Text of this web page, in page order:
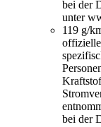
bei der
unter
119 g/
bei der